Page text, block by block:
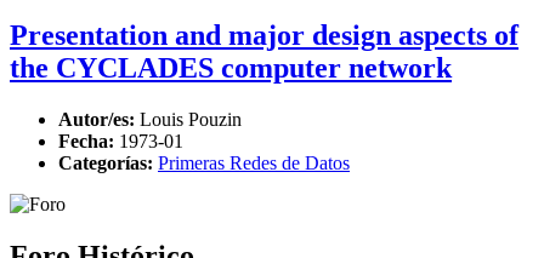
Presentation and major design aspects of
the CYCLADES computer network
Autor/es: Louis Pouzin
Fecha: 1973-01
Categorías: Primeras Redes de Datos